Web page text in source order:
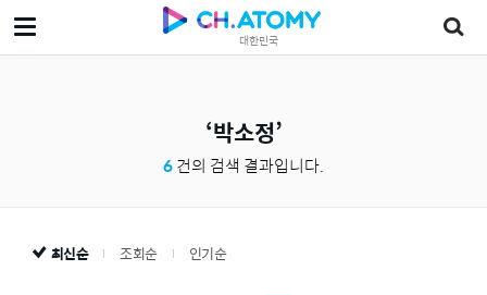
대한민국
박소정
6건의 검색 결과입니다.
최신순 조회순 인기순